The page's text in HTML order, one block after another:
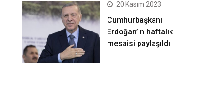
20 Kasım 2023
Cumhurbaşkanı
Erdoğan’ın haftalık
mesaisi paylaşıldı